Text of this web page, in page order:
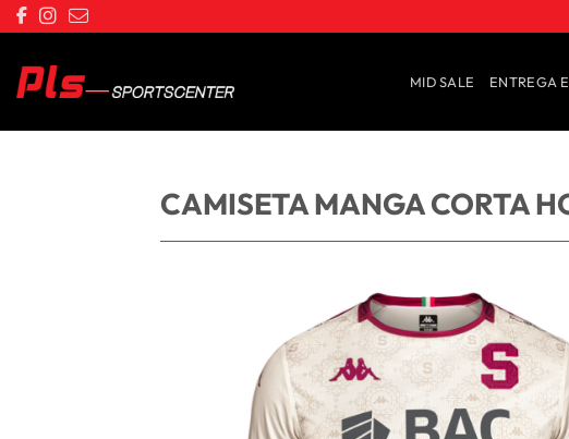
Saltar
al
contenido
MID SALE ENTREGA
CAMISETA MANGA CORTA